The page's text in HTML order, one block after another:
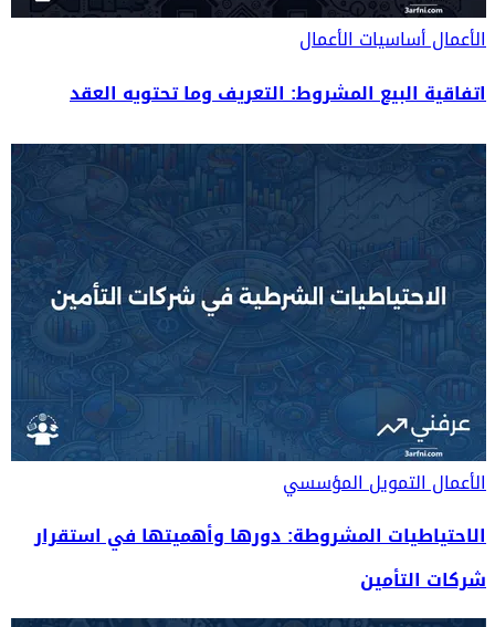
الأعمالأساسيات الأعمال
اتفاقية البيع المشروط: التعريف وما تحتويه العقد
الأعمالالتمويل المؤسسي
الاحتياطيات المشروطة: دورها وأهميتها في استقرار
شركات التأمين